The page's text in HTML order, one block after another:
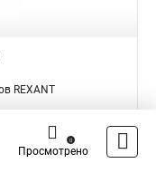
REXANT
Сравнить
Просмотрено
0